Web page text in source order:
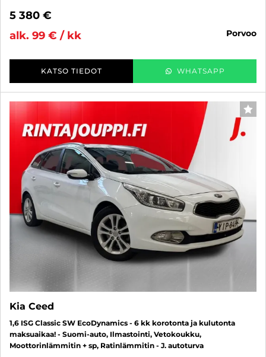
5 380 €
alk. 99 € / kk
porvoo
KATSO TIEDOT WHATSAPP
Kia Ceed
1,6 ISG Classic SW EcoDynamics - 6 kk korotonta ja kulutonta
maksuaikaa! - Suomi-auto, Ilmastointi, Vetokoukku,
Moottorinlämmitin + sp, Ratinlämmitin - J. autoturva